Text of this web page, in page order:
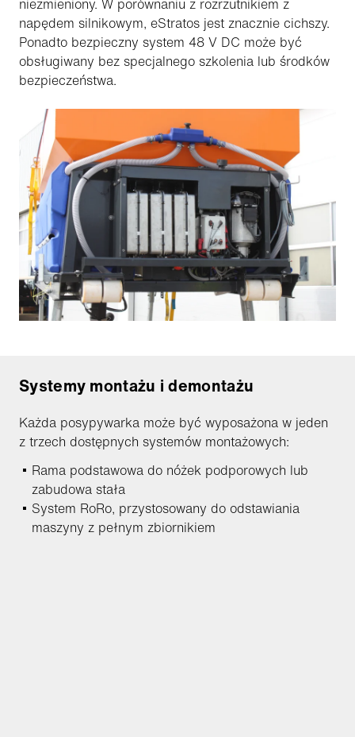
niezmieniony. W porównaniu z rozrzutnikiem z
napędem silnikowym, eStratos jest znacznie cichszy.
Ponadto bezpieczny system 48 V DC może być
obsługiwany bez specjalnego szkolenia lub środków
bezpieczeństwa.
Systemy montażu i demontażu
Każda posypywarka może być wyposażona w jeden
z trzech dostępnych systemów montażowych:
Rama podstawowa do nóżek podporowych lub
zabudowa stała
System RoRo, przystosowany do odstawiania
maszyny z pełnym zbiornikiem